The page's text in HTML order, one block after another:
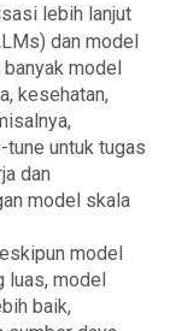
lebih lanjut
dan model
model
kesehatan,
untuk tugas
dan
model skala
model
luas, model
baik,